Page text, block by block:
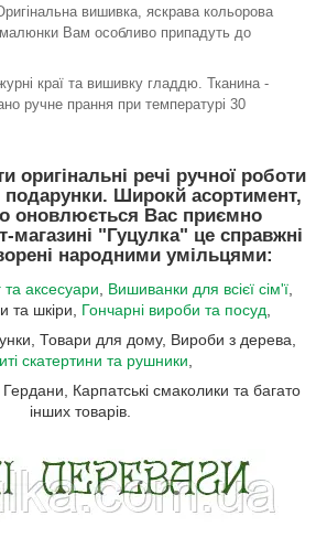
вишивка, яскрава кольорова
малюнки Вам особливо припадуть до
краї та вишивку гладдю. Тканина -
ручне прання при температурі 30
оригінальні речі ручної роботи
подарунки. Широкй асортимент,
оновлюється Вас приємно
магазині "Гуцулка" це справжні
народними умільцями:
аксесуари Вишиванки для всієї сім'ї,
та шкіри,
Гончарні вироби та посуд
Товари для дому, Вироби з дерева,
скатертини та рушники
Гердани, Карпатські смаколики та багато
інших товарів.